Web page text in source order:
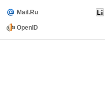
Mail.Ru
OpenID